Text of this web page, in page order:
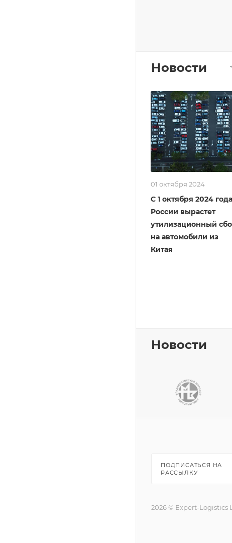
Новости
01 октября 2024
С 1 октября 2024
России вырастет
утилизационный
на автомобили из
Китая
Новости
ПОДПИСАТЬСЯ НА
РАССЫЛКУ
2026 © Expert-Logistics